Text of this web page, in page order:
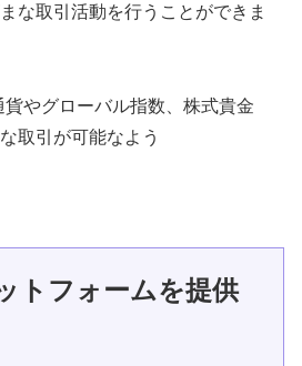
な取引活動を行うことができま
やグローバル指数、株式貴金
取引が可能なよう
トフォームを提供